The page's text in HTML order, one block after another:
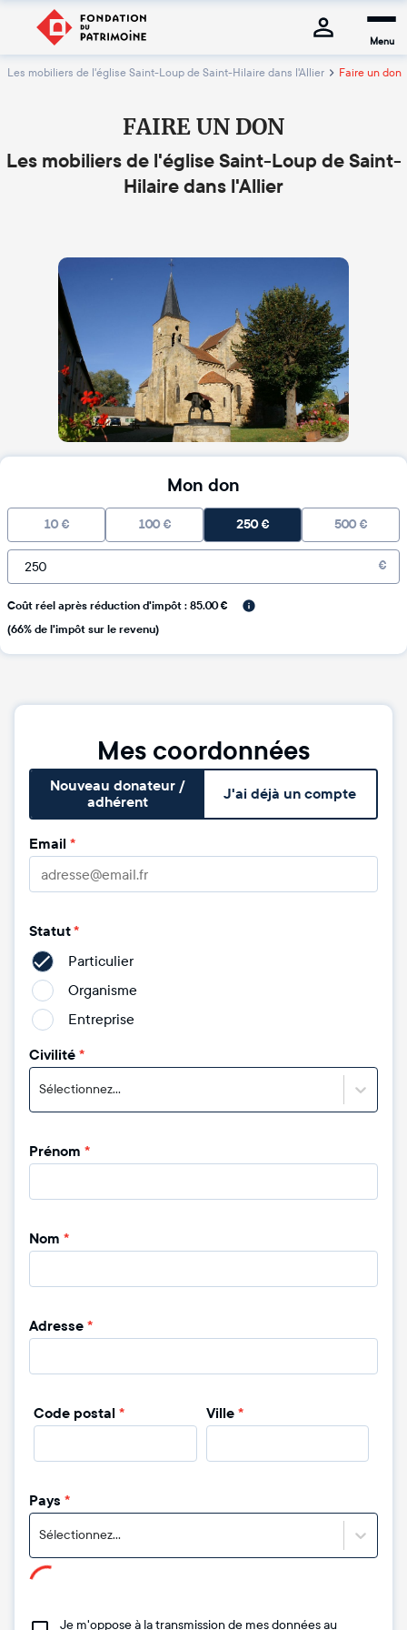
Menu
Les mobiliers de l'église Saint-Loup de Saint-Hilaire dans l'Allier Faire un don
FAIRE UN DON
Les mobiliers de l'église Saint-Loup de Saint-
Hilaire dans l'Allier
Mon don
10 € 100 € 250€ 500 €
€
Coût réel après réduction d'impôt : 85.00 €
(66% de l'impôt sur le revenu)
Mes coordonnées
Nouveau donateur /
adhérent
J'ai déjà un compte
Email *
Statut*
Particulier
Organisme
Entreprise
Civilité*
Sélectionnez...
Prénom *
Nom *
Adresse*
Code postal * Ville *
Pays *
Sélectionnez...
Je m'oppose à la transmission de mes données au